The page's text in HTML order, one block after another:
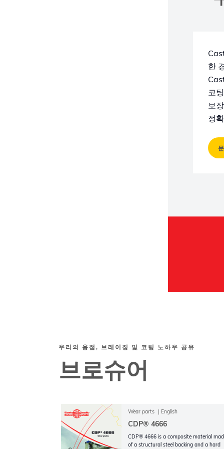
한
코
보
정
우리의 용접, 브레이징 및 코팅 노하우 공유
브로슈어
Wear parts English
CDP® 4666
CDP® 4666 is a composite material
of a structural steel backing and a hard